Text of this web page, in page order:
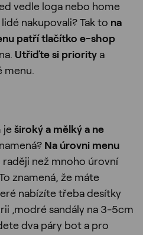
vedle loga nebo home
nakupovali? Tak to na
patří tlačítko e-shop
Utřiďte si priority a
menu.
je široký a mělký a ne
Na úrovni menu
raději než mnoho úrovní
znamená, že máte
nabízíte třeba desítky
‚modré sandály na 3-5cm
dva páry bot a pro